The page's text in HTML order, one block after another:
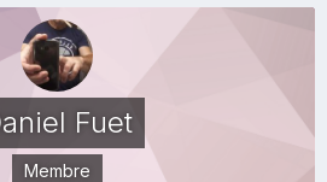
Fuet
Membre